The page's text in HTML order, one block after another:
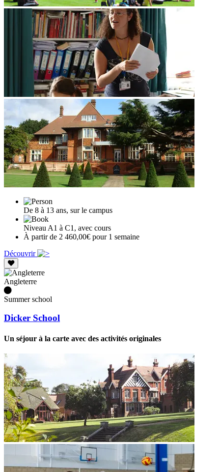
De 8 à 13 ans, sur le campus
Niveau A1 à C1, avec cours
À partir de 2 460,00€ pour 1 semaine
Découvrir
Angleterre
Summer school
Dicker School
Un séjour à la carte avec des activités originales